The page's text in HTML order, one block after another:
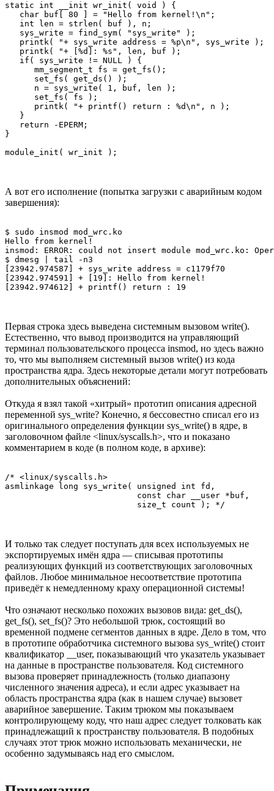
static int __init wr_init( void ) {
   char buf[ 80 ] = "Hello from kernel!\n";
   int len = strlen( buf ), n;
   sys_write = find_sym( "sys_write" );
   printk( "+ sys_write address = %p\n", sys_write );
   printk( "+ [%d]: %s", len, buf );
   if( sys_write != NULL ) {
      mm_segment_t fs = get_fs();
      set_fs( get_ds() );
      n = sys_write( 1, buf, len );
      set_fs( fs );
      printk( "+ printf() return : %d\n", n );
   }
   return -EPERM;
}
А вот его исполнение (попытка загрузки с аварийным кодом
завершения):
$ sudo insmod mod_wrc.ko
Hello from kernel!
insmod: ERROR: could not insert module mod_wrc.ko:
$ dmesg | tail -n3
[23942.974587] + sys_write address = c1179f70
[23942.974591] + [19]: Hello from kernel!
Первая строка здесь выведена системным вызовом write().
Естественно, что вывод производится на управляющий
терминал пользовательского процесса insmod, но здесь важно
то, что мы выполняем системный вызов write() из кода
пространства ядра. Здесь некоторые детали могут потребовать
дополнительных объяснений:
Откуда я взял такой «хитрый» прототип описания адресной
переменной sys_write? Конечно, я бессовестно списал его из
оригинального определения функции sys_write() в ядре, в
заголовочном файле <linux/syscalls.h>, что и показано
комментарием в коде (в полном коде, в архиве):
/* <linux/syscalls.h>
asmlinkage long sys_write( unsigned int fd,
                           const char __user *buf,
И только так следует поступать для всех используемых не
экспортируемых имён ядра — списывая прототипы
реализующих функций из соответствующих заголовочных
файлов. Любое минимальное несоответствие прототипа
приведёт к немедленному краху операционной системы!
Что означают несколько похожих вызовов вида: get_ds(),
get_fs(), set_fs()? Это небольшой трюк, состоящий во
временной подмене сегментов данных в ядре. Дело в том, что
в прототипе обработчика системного вызова sys_write() стоит
квалификатор __user, показывающий что указатель указывает
на данные в пространстве пользователя. Код системного
вызова проверяет принадлежность (только диапазону
численного значения адреса), и если адрес указывает на
область пространства ядра (как в нашем случае) вызовет
аварийное завершение. Таким трюком мы показываем
контролирующему коду, что наш адрес следует толковать как
принадлежащий к пространству пользователя. В подобных
случаях этот трюк можно использовать механически, не
особенно задумываясь над его смыслом.